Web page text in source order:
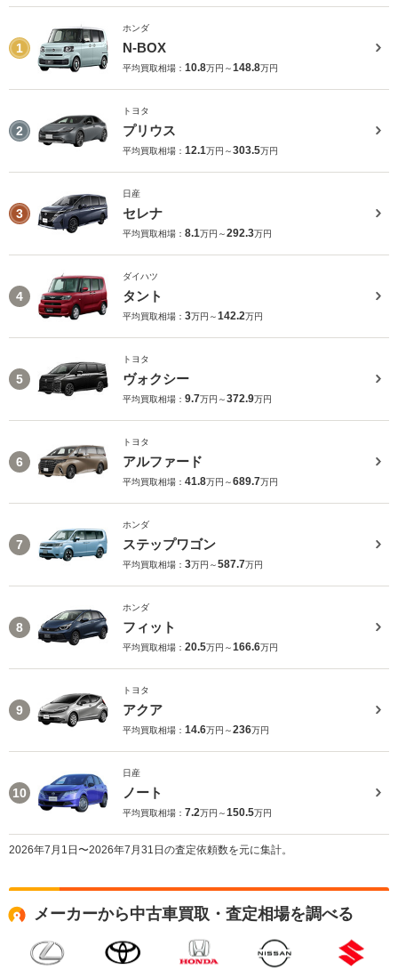
1
ホンダ
N-BOX
平均買取相場： 10.8万円～148.8万円
2
トヨタ
プリウス
平均買取相場： 12.1万円～303.5万円
3
日産
セレナ
平均買取相場： 8.1万円～292.3万円
4
ダイハツ
タント
平均買取相場： 3万円～142.2万円
5
トヨタ
ヴォクシー
平均買取相場： 9.7万円～372.9万円
6
トヨタ
アルファード
平均買取相場： 41.8万円～689.7万円
7
ホンダ
ステップワゴン
平均買取相場： 3万円～587.7万円
8
ホンダ
フィット
平均買取相場： 20.5万円～166.6万円
9
トヨタ
アクア
平均買取相場： 14.6万円～236万円
10
日産
ノート
平均買取相場： 7.2万円～150.5万円
2026年7月1日〜2026年7月31日の査定依頼数を元に集計。
メーカーから中古車買取・査定相場を調べる